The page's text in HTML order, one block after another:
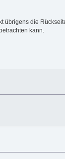
die
kann.